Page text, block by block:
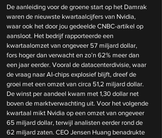
De aanleiding voor de groene start op het Damrak
waren de nieuwste kwartaalcijfers van Nvidia,
waar ook het door jou gedeelde CNBC-artikel op
aansloot. Het bedrijf rapporteerde een
kwartaalomzet van ongeveer 57 miljard dollar,
fors hoger dan verwacht en zo’n 62% meer dan
een jaar eerder. Vooral de datacenterdivisie, waar
de vraag naar AI-chips explosief blijft, dreef de
groei met een omzet van circa 51,2 miljard dollar.
De winst per aandeel kwam met 1,30 dollar net
boven de marktverwachting uit. Voor het volgende
kwartaal mikt Nvidia op een omzet van ongeveer
65 miljard dollar, terwijl analisten eerder rond de
62 miljard zaten. CEO Jensen Huang benadrukte